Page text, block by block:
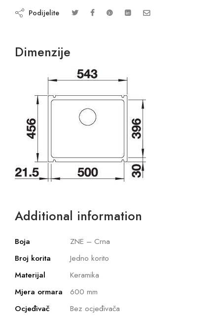
Podijelite
Dimenzije
Additional information
Boja
ZNE – Crna
Broj korita
Jedno korito
Materijal
Keramika
Mjera ormara
600 mm
Ocjeđivač
Bez ocjeđivača